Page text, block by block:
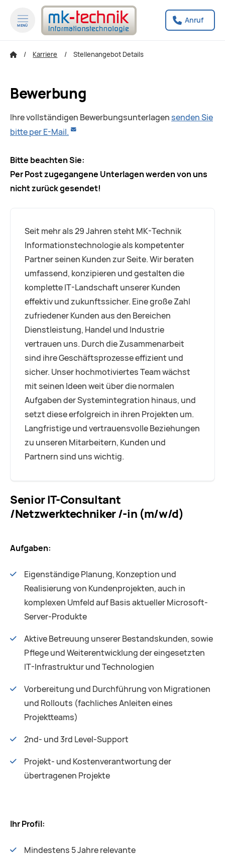
MENÜ
Anruf
zum Inhalt springen
Karriere Stellenangebot Details
Bewerbung
Ihre vollständigen Bewerbungsunterlagensenden Sie
bitte per E-Mail.
Bitte beachten Sie:
Per Post zugegangene Unterlagen werden von uns
nicht zurück gesendet!
Seit mehr als 29 Jahren steht MK-Technik
Informationstechnologie als kompetenter
Partner seinen Kunden zur Seite. Wir beraten
umfassend, konzipieren und gestalten die
komplette IT-Landschaft unserer Kunden
effektiv und zukunftssicher. Eine große Zahl
zufriedener Kunden aus den Bereichen
Dienstleistung, Handel und Industrie
vertrauen uns. Durch die Zusammenarbeit
sind ihre Geschäftsprozesse effizient und
sicher. Unser hochmotiviertes Team wächst
mit seinen Ideen weit über die normalen
Aufgaben der Systemintegration hinaus, und
setzt diese erfolgreich in ihren Projekten um.
Langfristige und vertrauensvolle Beziehungen
zu unseren Mitarbeitern, Kunden und
Partnern sind uns wichtig.
Senior IT-Consultant
/Netzwerktechniker /-in (m/w/d)
Aufgaben:
Eigenständige Planung, Konzeption und
Realisierung von Kundenprojekten, auch in
komplexen Umfeld auf Basis aktueller Microsoft-
Server-Produkte
Aktive Betreuung unserer Bestandskunden, sowie
Pflege und Weiterentwicklung der eingesetzten
IT-Infrastruktur und Technologien
Vorbereitung und Durchführung von Migrationen
und Rollouts (fachliches Anleiten eines
Projektteams)
2nd- und 3rd Level-Support
Projekt- und Kostenverantwortung der
übertragenen Projekte
Ihr Profil:
Mindestens 5 Jahre relevante